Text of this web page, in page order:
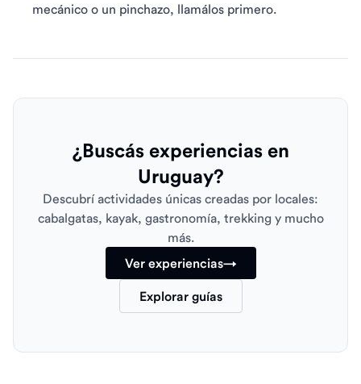
mecánico o un pinchazo, llamálos primero.
¿Buscás experiencias en
Uruguay?
Descubrí actividades únicas creadas por locales:
cabalgatas, kayak, gastronomía, trekking y mucho
más.
Ver experiencias→
Explorar guías